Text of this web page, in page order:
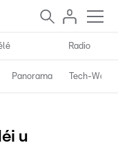
Radio
Panorama Tech-World
u